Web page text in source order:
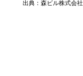
出典：森ビル株式会社